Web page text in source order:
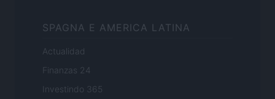
SPAGNA E AMERICA LATINA
Actualidad
Finanzas 24
Investindo 365